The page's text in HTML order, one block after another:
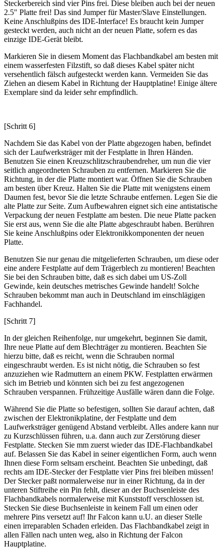
Steckerbereich sind vier Pins frei. Diese bleiben auch bei der neuen
2.5" Platte frei! Das sind Jumper für Master/Slave Einstellungen.
Keine Anschlußpins des IDE-Interface! Es braucht kein Jumper
gesteckt werden, auch nicht an der neuen Platte, sofern es das
einzige IDE-Gerät bleibt.
Markieren Sie in diesem Moment das Flachbandkabel am besten mit
einem wasserfesten Filzstift, so daß dieses Kabel später nicht
versehentlich fälsch aufgesteckt werden kann. Vermeiden Sie das
Ziehen an diesem Kabel in Richtung der Hauptplatine! Einige ältere
Exemplare sind da leider sehr empfindlich.
[Schritt 6]
Nachdem Sie das Kabel von der Platte abgezogen haben, befindet
sich der Laufwerksträger mit der Festplatte in Ihren Händen.
Benutzen Sie einen Kreuzschlitzschraubendreher, um nun die vier
seitlich angeordneten Schrauben zu entfernen. Markieren Sie die
Richtung, in der die Platte montiert war. Öffnen Sie die Schrauben
am besten über Kreuz. Halten Sie die Platte mit wenigstens einem
Daumen fest, bevor Sie die letzte Schraube entfernen. Legen Sie die
alte Platte zur Seite. Zum Aufbewahren eignet sich eine antistatische
Verpackung der neuen Festplatte am besten. Die neue Platte packen
Sie erst aus, wenn Sie die alte Platte abgeschraubt haben. Berühren
Sie keine Anschlußpins oder Elektronikkomponenten der neuen
Platte.
Benutzen Sie nur genau die mitgelieferten Schrauben, um diese oder
eine andere Festplatte auf dem Trägerblech zu montieren! Beachten
Sie bei den Schrauben bitte, daß es sich dabei um US-Zoll
Gewinde, kein deutsches metrisches Gewinde handelt! Solche
Schrauben bekommt man auch in Deutschland im einschlägigen
Fachhandel.
[Schritt 7]
In der gleichen Reihenfolge, nur umgekehrt, beginnen Sie damit,
Ihre neue Platte auf dem Blechträger zu montieren. Beachten Sie
hierzu bitte, daß es reicht, wenn die Schrauben normal
eingeschraubt werden. Es ist nicht nötig, die Schrauben so fest
anzuziehen wie Radmuttern an einem PKW. Festplatten erwärmen
sich im Betrieb und könnten sich bei zu fest angezogenen
Schrauben verspannen. Frühzeitige Ausfälle wären dann die Folge.
Während Sie die Platte so befestigen, sollten Sie darauf achten, daß
zwischen der Elektronikplatine, der Festplatte und dem
Laufwerksträger genügend Abstand verbleibt. Alles andere kann nur
zu Kurzschlüssen führen, u.a. dann auch zur Zerstörung dieser
Festplatte. Stecken Sie mm zuerst wieder das IDE-Flachbandkabel
auf. Belassen Sie das Kabel in seiner eigentlichen Form, auch wenn
Ihnen diese Form seltsam erscheint. Beachten Sie unbedingt, daß
rechts am IDE-Stecker der Festplatte vier Pins frei bleiben müssen!
Der Stecker paßt normalerweise nur in einer Richtung, da in der
unteren Stiftreihe ein Pin fehlt, dieser an der Buchsenleiste des
Flachbandkabels normalerweise mit Kunststoff verschlossen ist.
Stecken Sie diese Buchsenleiste in keinem Fall um einen oder
mehrere Pins versetzt auf! Ihr Falcon kann u.U. an dieser Stelle
einen irreparablen Schaden erleiden. Das Flachbandkabel zeigt in
allen Fällen nach unten weg, also in Richtung der Falcon
Hauptplatine.